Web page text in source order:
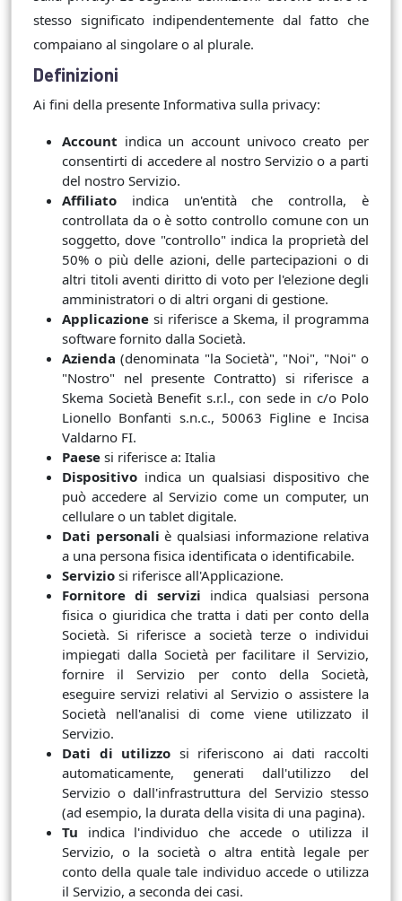
stesso significato indipendentemente dal fatto che
compaiano al singolare o al plurale.
Definizioni
Ai fini della presente Informativa sulla privacy:
Account indica un account univoco creato per
consentirti di accedere al nostro Servizio o a parti
del nostro Servizio.
Affiliato indica un'entità che controlla, è
controllata da o è sotto controllo comune con un
soggetto, dove "controllo" indica la proprietà del
50% o più delle azioni, delle partecipazioni o di
altri titoli aventi diritto di voto per l'elezione degli
amministratori o di altri organi di gestione.
Applicazione si riferisce a Skema, il programma
software fornito dalla Società.
Azienda (denominata "la Società", "Noi", "Noi" o
"Nostro" nel presente Contratto) si riferisce a
Skema Società Benefit s.r.l., con sede in c/o Polo
Lionello Bonfanti s.n.c., 50063 Figline e Incisa
Valdarno FI.
Paese si riferisce a: Italia
Dispositivo indica un qualsiasi dispositivo che
può accedere al Servizio come un computer, un
cellulare o un tablet digitale.
Dati personali è qualsiasi informazione relativa
a una persona fisica identificata o identificabile.
Servizio si riferisce all'Applicazione.
Fornitore di servizi indica qualsiasi persona
fisica o giuridica che tratta i dati per conto della
Società. Si riferisce a società terze o individui
impiegati dalla Società per facilitare il Servizio,
fornire il Servizio per conto della Società,
eseguire servizi relativi al Servizio o assistere la
Società nell'analisi di come viene utilizzato il
Servizio.
Dati di utilizzo si riferiscono ai dati raccolti
automaticamente, generati dall'utilizzo del
Servizio o dall'infrastruttura del Servizio stesso
(ad esempio, la durata della visita di una pagina).
Tu indica l'individuo che accede o utilizza il
Servizio, o la società o altra entità legale per
conto della quale tale individuo accede o utilizza
il Servizio, a seconda dei casi.